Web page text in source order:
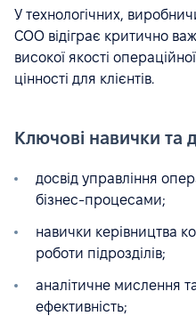
У технологічних,
COO відіграє критично
високої якості
цінності для клієнтів.
Ключові навички та
досвід управління
бізнес-процесами;
навички керівництва
роботи підрозділів;
аналітичне мислення
ефективність;